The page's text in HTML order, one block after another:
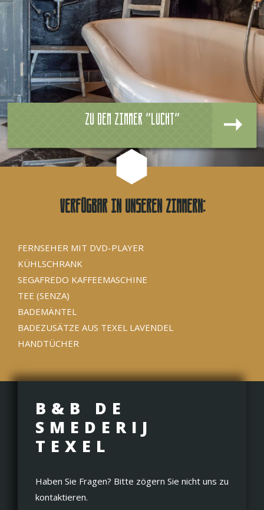
Zu dem zimmer "Lucht"
Verfügbar in unseren Zimmern:
FERNSEHER MIT DVD-PLAYER
KÜHLSCHRANK
SEGAFREDO KAFFEEMASCHINE
TEE (SENZA)
BADEMÄNTEL
BADEZUSÄTZE AUS TEXEL LAVENDEL
HANDTÜCHER
B&B DE
SMEDERIJ
TEXEL
Haben Sie Fragen? Bitte zögern Sie nicht uns zu
kontaktieren.